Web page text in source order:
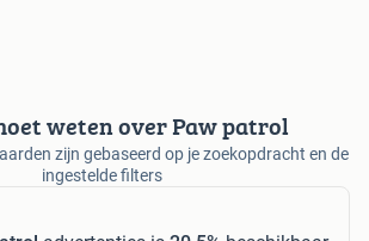
weten over Paw patrol
zijn gebaseerd op je zoekopdracht en de
ingestelde filters